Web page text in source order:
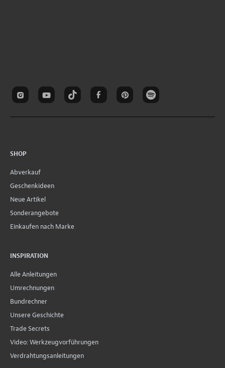
SHOP
Abverkauf
Geschenkideen
Neue Artikel
Sonderangebote
Einkaufen nach Marke
INSPIRATION
Alle Anleitungen
Umrechnungen
Bundrechner
Unsere Geschichte
Trade Secrets
Video: Werkzeugvorführungen
Verdrahtungsanleitungen